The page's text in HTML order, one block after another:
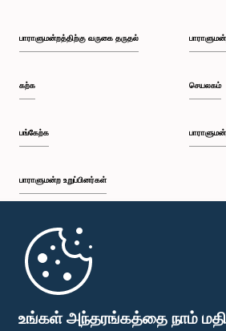
உங்கள் அந்தரங்கத்தை நாம்
பாராளுமன்றத்திற்கு வருகை தருதல்
கற்க
பங்கேற்க
பாராளுமன்ற உறுப்பினர்கள்
முதற்பக்கம்
செயலகம்
பாராளுமன்ற கையடக்க செயலி